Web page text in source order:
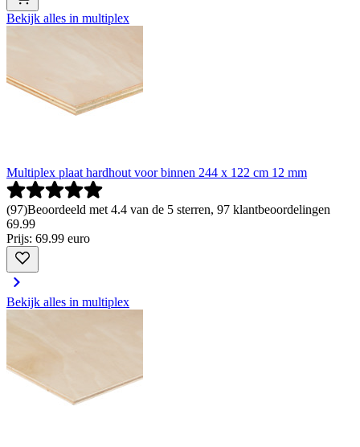
Bekijk alles in multiplex
Multiplex plaat hardhout voor binnen 244 x 122 cm 12 mm
(97)Beoordeeld met 4.4 van de 5 sterren, 97 klantbeoordelingen
69.99
Prijs: 69.99 euro
Bekijk alles in multiplex